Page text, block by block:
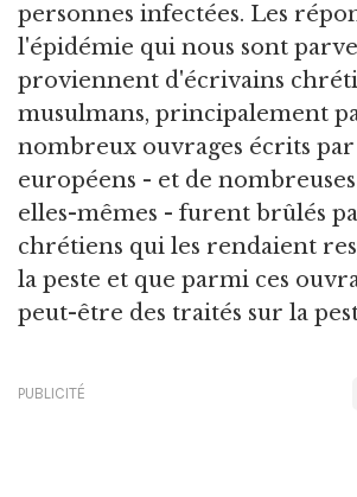
personnes infectées. Les
l'épidémie qui nous sont
proviennent d'écrivains
musulmans, principalement
nombreux ouvrages écrits par
européens - et de
elles-mêmes - furent brûlés
chrétiens qui les rendaient
la peste et que parmi ces
peut-être des traités sur la
PUBLICITÉ